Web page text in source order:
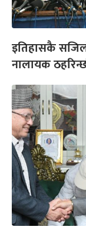
इतिहासकै
नालायक